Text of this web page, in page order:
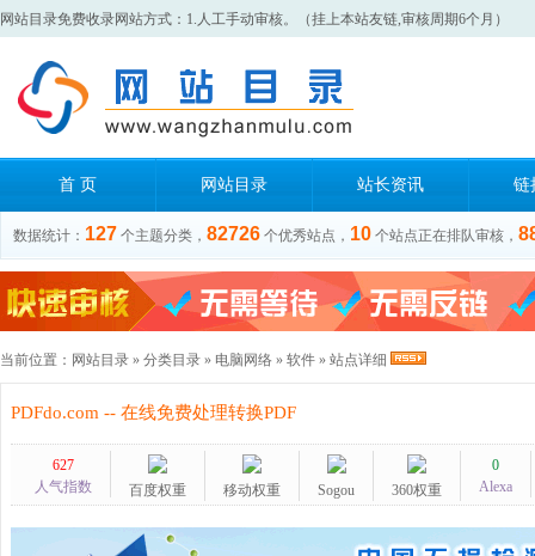
网站目录免费收录网站方式：1.人工手动审核。（挂上本站友链,审核周期6个月）
首 页 网站目录 站长资讯 链
数据统计： 127 个主题分类， 82726 个优秀站点， 10 个站点正在排队审核，
当前位置： 网站目录 » 分类目录 » 电脑网络 » 软件 » 站点详细
PDFdo.com -- 在线免费处理转换PDF
627
人气指数
百度权重 移动权重 Sogou 360权重
0
Alexa